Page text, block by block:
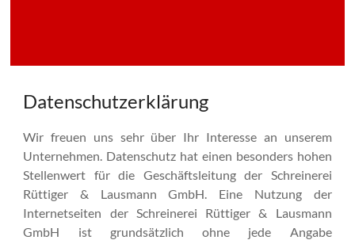
Datenschutzerklärung
Wir freuen uns sehr über Ihr Interesse an unserem
Unternehmen. Datenschutz hat einen besonders hohen
Stellenwert für die Geschäftsleitung der Schreinerei
Rüttiger & Lausmann GmbH. Eine Nutzung der
Internetseiten der Schreinerei Rüttiger & Lausmann
GmbH ist grundsätzlich ohne jede Angabe